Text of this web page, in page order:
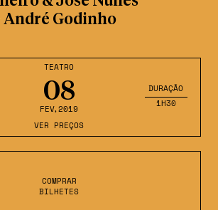
TEATRO
08
FEV,2019
DURAÇÃO
1H30
VER PREÇOS
COMPRAR
BILHETES
André Godinho